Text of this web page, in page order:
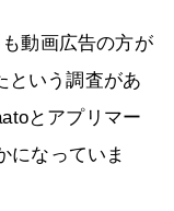
動画広告の方が
という調査があ
とアプリマー
になっていま